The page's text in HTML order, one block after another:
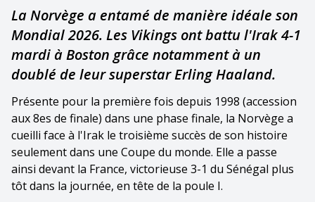
La Norvège a entamé de manière idéale son
Mondial 2026. Les Vikings ont battu l'Irak 4-1
mardi à Boston grâce notamment à un
doublé de leur superstar Erling Haaland.
Présente pour la première fois depuis 1998 (accession
aux 8es de finale) dans une phase finale, la Norvège a
cueilli face à l'Irak le troisième succès de son histoire
seulement dans une Coupe du monde. Elle a passe
ainsi devant la France, victorieuse 3-1 du Sénégal plus
tôt dans la journée, en tête de la poule I.